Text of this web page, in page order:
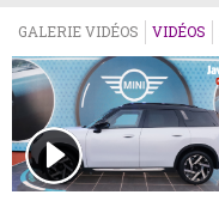
GALERIE VIDÉOS VIDÉOS